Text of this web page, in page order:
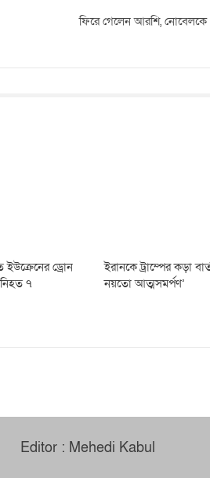
ফিরে গেলেন আরশি, নোবেলকে
ইউক্রেনের ড্রোন
৭
ইরানকে ট্রাম্পের কড়া
নয়তো আত্মসমর্পণ’
Editor : Mehedi Kabul